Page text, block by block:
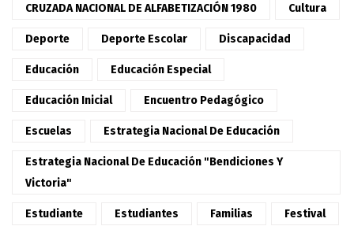
CRUZADA NACIONAL DE ALFABETIZACIÓN 1980 Cultura
Deporte Deporte Escolar Discapacidad
Educación Educación Especial
Educación Inicial Encuentro Pedagógico
Escuelas Estrategia Nacional De Educación
Estrategia Nacional De Educación "Bendiciones Y
Victoria"
Estudiante Estudiantes Familias Festival